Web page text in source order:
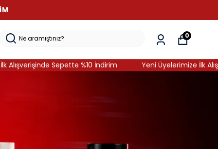
0
%10 İndirim Yeni Üyelerimize İlk Alışverişinde